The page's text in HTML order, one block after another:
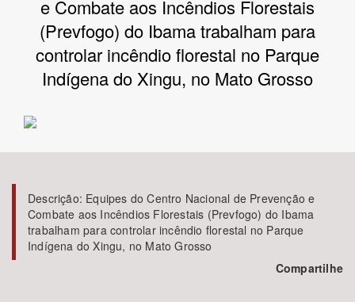
Bioma / Bacia
Subtema
Área Protegida
BUSCAR
e Combate aos Incêndios Florestais
(Prevfogo) do Ibama trabalham para
controlar incêndio florestal no Parque
Indígena do Xingu, no Mato Grosso
Descrição: Equipes do Centro Nacional de Prevenção e
Combate aos Incêndios Florestais (Prevfogo) do Ibama
trabalham para controlar incêndio florestal no Parque
Indígena do Xingu, no Mato Grosso
Compartilhe